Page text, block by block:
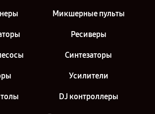
Микшерные пульты
Ресиверы
Синтезаторы
Усилители
DJ контроллеры